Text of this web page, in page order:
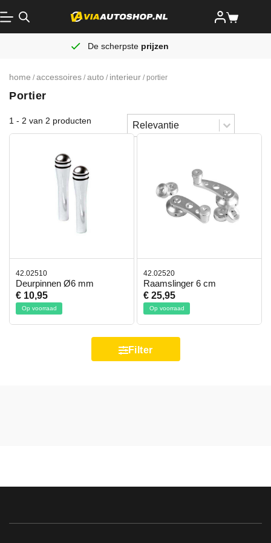
De scherpste prijzen
home / accessoires / auto / interieur / portier
Portier
1 - 2 van 2 producten Sorteren
Sort content
Sort content
42.02510
Deurpinnen Ø6 mm
€ 10,95
Op voorraad
42.02520
Raamslinger 6 cm
€ 25,95
Op voorraad
Filter